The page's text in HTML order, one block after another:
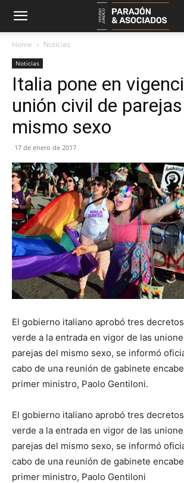
Home Noticias
Noticias
Italia pone en
unión civil de
mismo sexo
17 de enero de 2017
El gobierno italiano aprobó tres
verde a la entrada en vigor de las
parejas del mismo sexo, se informó
cabo de una reunión de gabinete
primer ministro, Paolo Gentiloni.
El gobierno italiano aprobó tres
verde a la entrada en vigor de las
parejas del mismo sexo, se informó
cabo de una reunión de gabinete
primer ministro, Paolo Gentiloni